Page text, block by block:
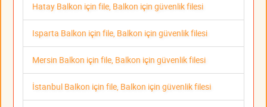
Hatay Balkon için file, Balkon için güvenlik filesi
Isparta Balkon için file, Balkon için güvenlik filesi
Mersin Balkon için file, Balkon için güvenlik filesi
İstanbul Balkon için file, Balkon için güvenlik filesi